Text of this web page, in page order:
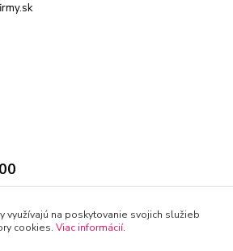
využívajú na poskytovanie svojich služieb
cookies. Viac informácií.